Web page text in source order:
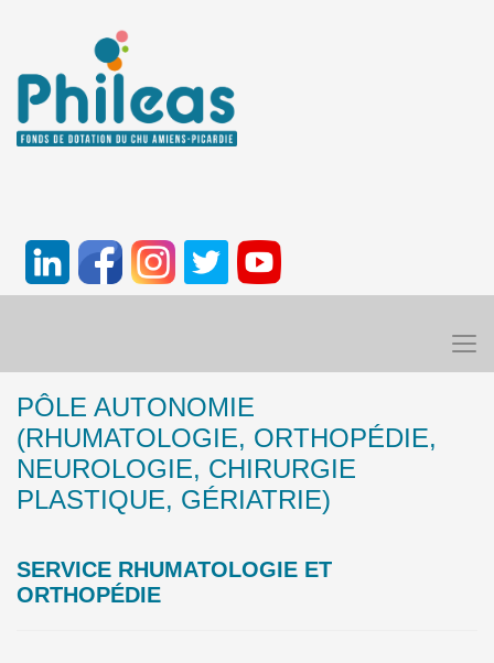
PÔLE AUTONOMIE
(RHUMATOLOGIE, ORTHOPÉDIE,
NEUROLOGIE, CHIRURGIE
PLASTIQUE, GÉRIATRIE)
SERVICE RHUMATOLOGIE ET
ORTHOPÉDIE